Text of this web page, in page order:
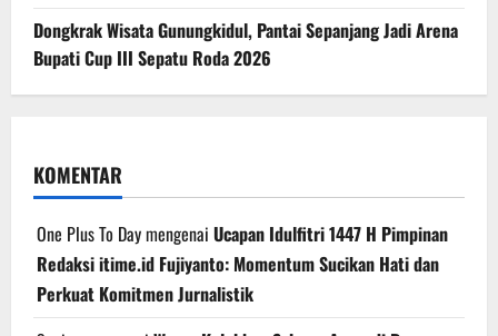
Dongkrak Wisata Gunungkidul, Pantai Sepanjang Jadi Arena
Bupati Cup III Sepatu Roda 2026
KOMENTAR
One Plus To Daymengenai Ucapan Idulfitri 1447 H Pimpinan
Redaksi itime.id Fujiyanto: Momentum Sucikan Hati dan
Perkuat Komitmen Jurnalistik